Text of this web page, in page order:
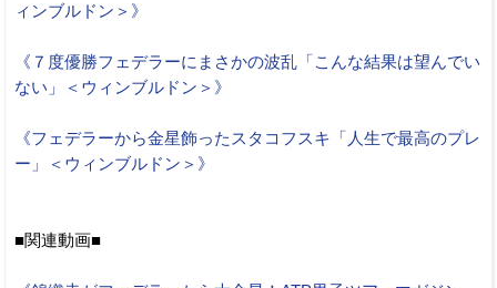
ィンブルドン＞》
《７度優勝フェデラーにまさかの波乱「こんな結果は望んでい
ない」＜ウィンブルドン＞》
《フェデラーから金星飾ったスタコフスキ「人生で最高のプレ
ー」＜ウィンブルドン＞》
■関連動画■